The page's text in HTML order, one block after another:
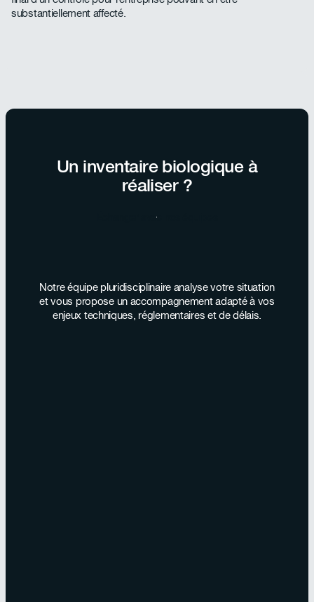
substantiellement affecté.
Un inventaire biologique à
réaliser ?
Échanger avec nos équipes
Notre équipe pluridisciplinaire analyse votre situation
et vous propose un accompagnement adapté à vos
enjeux techniques, réglementaires et de délais.